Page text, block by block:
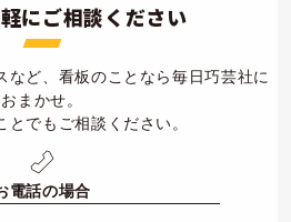
にご相談ください
など、看板のことなら毎日巧芸社に
おまかせ。
とでもご相談ください。
電話の場合